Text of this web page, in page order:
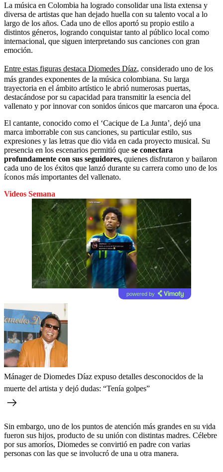
La música en Colombia ha logrado consolidar una lista extensa y
diversa de artistas que han dejado huella con su talento vocal a lo
largo de los años. Cada uno de ellos aportó su propio estilo a
distintos géneros, logrando conquistar tanto al público local como
internacional, que siguen interpretando sus canciones con gran
emoción.
Entre estas figuras destaca Diomedes Díaz, considerado uno de los
más grandes exponentes de la música colombiana. Su larga
trayectoria en el ámbito artístico le abrió numerosas puertas,
destacándose por su capacidad para transmitir la esencia del
vallenato y por innovar con sonidos únicos que marcaron una época.
El cantante, conocido como el ‘Cacique de La Junta’, dejó una
marca imborrable con sus canciones, su particular estilo, sus
expresiones y las letras que dio vida en cada proyecto musical. Su
presencia en los escenarios permitió que se conectara
profundamente con sus seguidores, quienes disfrutaron y bailaron
cada uno de los éxitos que lanzó durante su carrera como uno de los
íconos más importantes del vallenato.
Videos Semana
powered by
Mánager de Diomedes Díaz expuso detalles desconocidos de la
muerte del artista y dejó dudas: “Tenía golpes”
Sin embargo, uno de los puntos de atención más grandes en su vida
fueron sus hijos, producto de su unión con distintas madres. Célebre
por sus amoríos, Diomedes se convirtió en padre con varias
personas con las que se involucró de una u otra manera.